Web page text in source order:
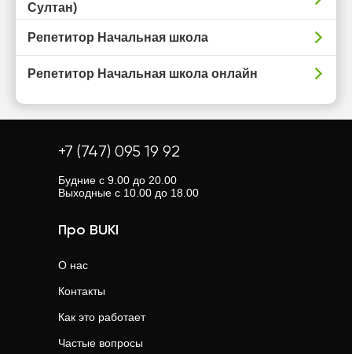
Султан)
Репетитор Начальная школа
Репетитор Начальная школа онлайн
+7 (747) 095 19 92
Будние с 9.00 до 20.00
Выходные с 10.00 до 18.00
Про BUKI
О нас
Контакты
Как это работает
Частые вопросы